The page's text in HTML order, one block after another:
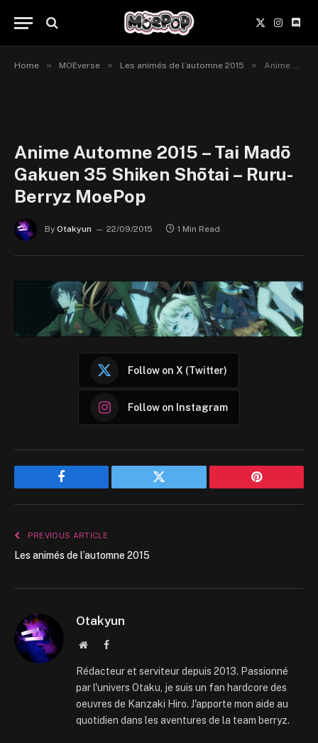
X
(Twitter)
Home » MOEverse » Les animés de l’automne 2015 » Anime Automne 2015 – Tai Madō Gakuen 35 Shiken Shōtai – Ruru-Berryz MoePop
Anime Automne 2015 – Tai Madō
Gakuen 35 Shiken Shōtai – Ruru-
Berryz MoePop
By Otakyun 22/09/2015 1 Min Read
Follow on X (Twitter)
Follow on Instagram
Facebook Twitter Pinterest
PREVIOUS ARTICLE
Les animés de l’automne 2015
Otakyun
WebsiteFacebook
Rédacteur et serviteur depuis 2013. Passionné
par l'univers Otaku, je suis un fan hardcore des
oeuvres de Kanzaki Hiro. J'apporte mon aide au
quotidien dans les aventures de la team berryz.